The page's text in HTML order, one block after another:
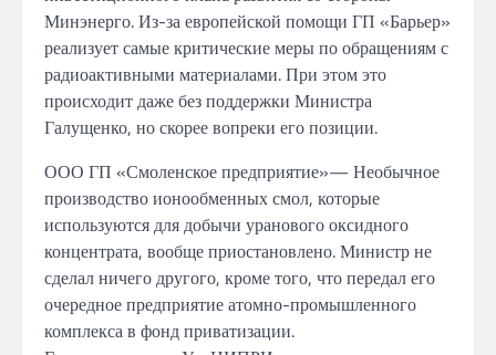
Минэнерго.Из-заевропейской помощи ГП «Барьер»
реализует самые критические мерыпо обращениям с
радиоактивными материалами. При этом это
происходит даже без поддержки Министра
Галущенко, носкорее вопреки его позиции.
ООО ГП «Смоленское предприятие»— Необычное
производство ионообменных смол, которые
используютсядля добычи уранового оксидного
концентрата, вообще приостановлено. Министрне
сделалничегодругого, кроме того, что передал его
очередное предприятие атомно-промышленного
комплексав фондприватизации.